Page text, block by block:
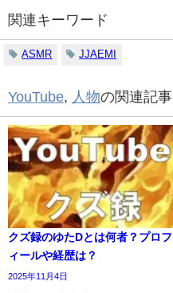
関連キーワード
ASMR JJAEMI
YouTube, 人物の関連記事
クズ録のゆたDとは何者？プロフ
ィールや経歴は？
2025年11月4日